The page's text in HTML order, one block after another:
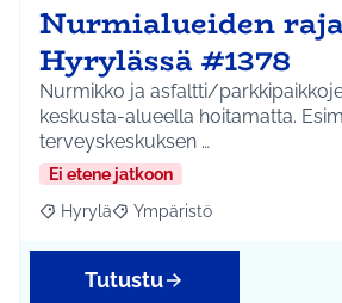
Nurmialueiden
Hyrylässä #1378
Nurmikko ja asfaltti/
keskusta-alueella hoitamatta.
terveyskeskuksen …
Ei etene jatkoon
Rajaa tulokset aihepiirin mukaan:
Hyrylä Rajaa tulokset teeman
Ympäristö
Tutustu